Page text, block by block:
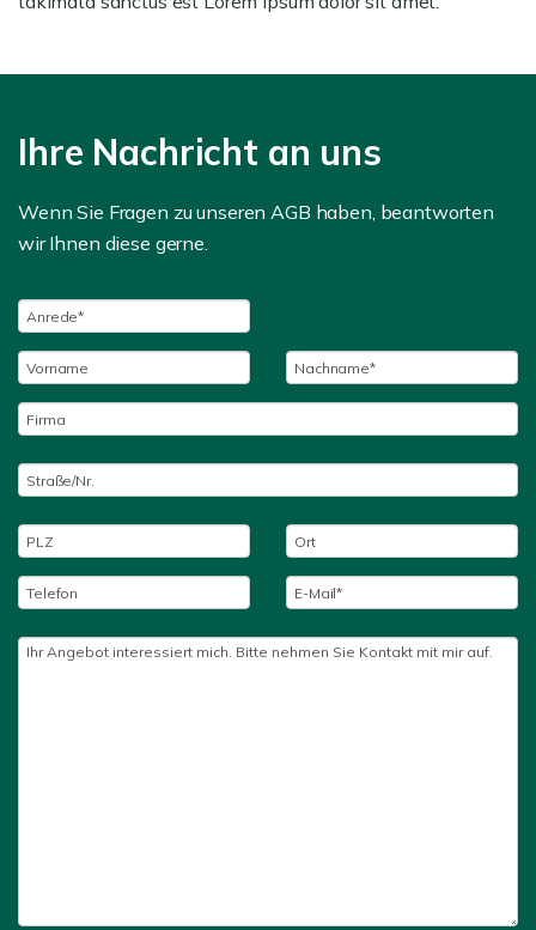
Ihre Nachricht an uns
Wenn Sie Fragen zu unseren AGB haben, beantworten
wir Ihnen diese gerne.